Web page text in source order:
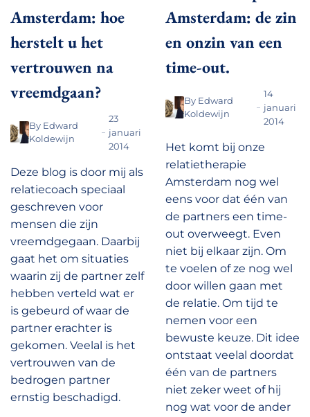
Amsterdam: hoe
herstelt u het
vertrouwen na
vreemdgaan?
By Edward
Koldewijn
23
januari
2014
Deze blog is door mij als
relatiecoach speciaal
geschreven voor
mensen die zijn
vreemdgegaan. Daarbij
gaat het om situaties
waarin zij de partner zelf
hebben verteld wat er
is gebeurd of waar de
partner erachter is
gekomen. Veelal is het
vertrouwen van de
bedrogen partner
ernstig beschadigd.
Amsterdam: de zin
en onzin van een
time-out.
By Edward
Koldewijn
14
januari
2014
Het komt bij onze
relatietherapie
Amsterdam nog wel
eens voor dat één van
de partners een time-
out overweegt. Even
niet bij elkaar zijn. Om
te voelen of ze nog wel
door willen gaan met
de relatie. Om tijd te
nemen voor een
bewuste keuze. Dit idee
ontstaat veelal doordat
één van de partners
niet zeker weet of hij
nog wat voor de ander